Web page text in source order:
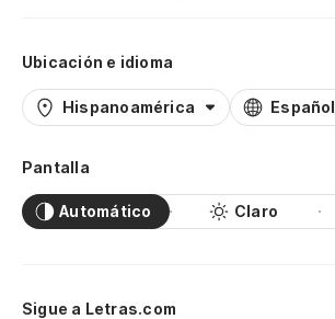
Ubicación e idioma
Hispanoamérica Español
Pantalla
Automático Claro
Sigue a Letras.com